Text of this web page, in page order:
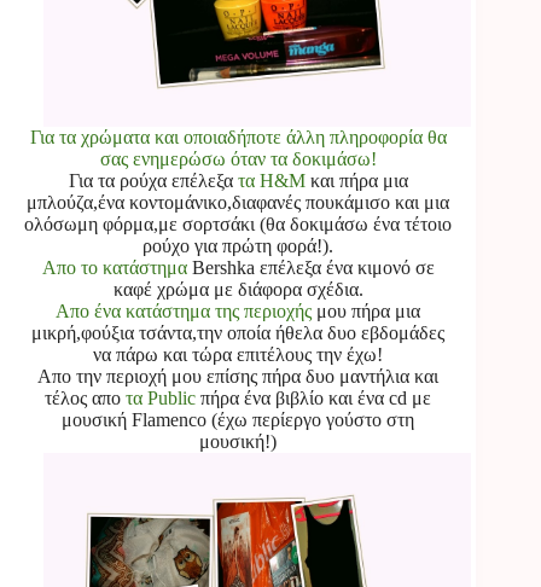
Για τα χρώματα και οποιαδήποτε άλλη πληροφορία θα
σας ενημερώσω όταν τα δοκιμάσω!
Για τα ρούχα επέλεξα τα H&Mκαι πήρα μια
μπλούζα,ένα κοντομάνικο,διαφανές πουκάμισο και μια
ολόσωμη φόρμα,με σορτσάκι (θα δοκιμάσω ένα τέτοιο
ρούχο για πρώτη φορά!).
Απο το κατάστημα Bershka επέλεξα ένα κιμονό σε
καφέ χρώμα με διάφορα σχέδια.
Απο ένα κατάστημα της περιοχής μου πήρα μια
μικρή,φούξια τσάντα,την οποία ήθελα δυο εβδομάδες
να πάρω και τώρα επιτέλους την έχω!
Απο την περιοχή μου επίσης πήρα δυο μαντήλια και
τέλος αποτα Publicπήρα ένα βιβλίο και ένα cd με
μουσική Flamenco (έχω περίεργο γούστο στη
μουσική!)